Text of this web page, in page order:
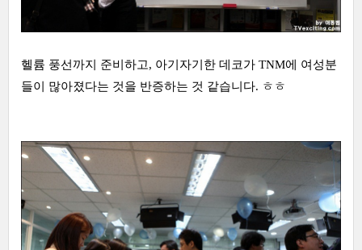
헬륨 풍선까지 준비하고, 아기자기한 데코가 TNM에 여성분
들이 많아졌다는 것을 반증하는 것 같습니다. ㅎㅎ